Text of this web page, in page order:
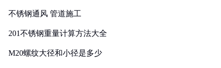
不锈钢通风 管道施工
201不锈钢重量计算方法大全
M20螺纹大径和小径是多少